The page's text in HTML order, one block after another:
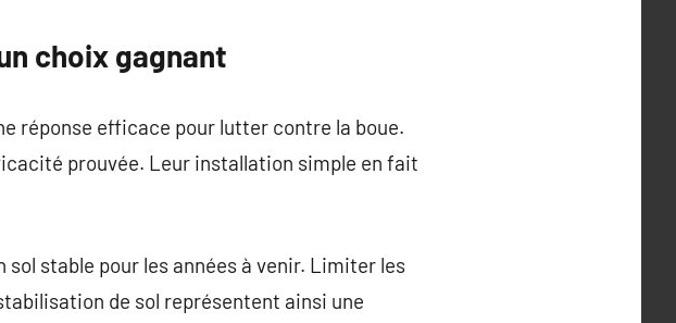
choix gagnant
réponse efficace pour lutter contre la boue.
prouvée. Leur installation simple en fait
stable pour les années à venir. Limiter les
de sol représentent ainsi une